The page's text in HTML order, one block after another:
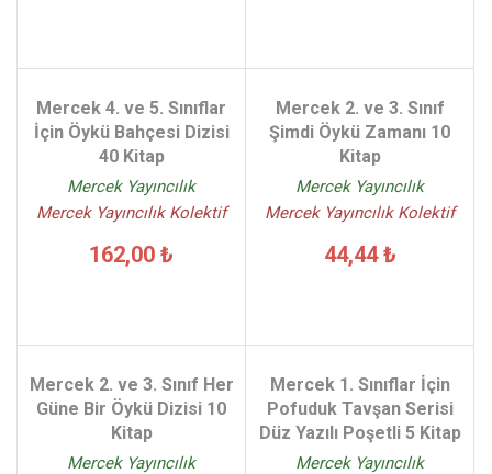
Mercek 4. ve 5. Sınıflar
İçin Öykü Bahçesi Dizisi
40 Kitap
Mercek Yayıncılık
Mercek Yayıncılık Kolektif
162,00 ₺
Mercek 2. ve 3. Sınıf
Şimdi Öykü Zamanı 10
Kitap
Mercek Yayıncılık
Mercek Yayıncılık Kolektif
44,44 ₺
Mercek 2. ve 3. Sınıf Her
Güne Bir Öykü Dizisi 10
Kitap
Mercek Yayıncılık
Mercek 1. Sınıflar İçin
Pofuduk Tavşan Serisi
Düz Yazılı Poşetli 5 Kitap
Mercek Yayıncılık